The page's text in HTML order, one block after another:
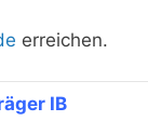
erreichen.
IB